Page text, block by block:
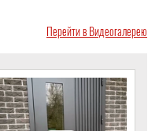
Перейти в Видеогалерею